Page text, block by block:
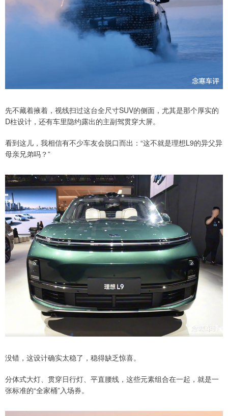
先不藏着掖着，视线扫过这台全尺寸SUV的侧面，尤其是那个厚实的
D柱设计，还有车里隐约露出的主副驾贯穿大屏。
看到这儿，我相信有不少车友会脱口而出：“这不就是理想L9的异父异
母亲兄弟吗？”
没错，这设计确实太稳了，稳得缺乏惊喜。
分体式大灯、贯穿日行灯、平直腰线，这些元素组合在一起，就是一
张标准的“全家桶”入场券。